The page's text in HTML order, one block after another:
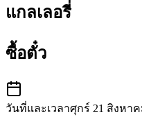
แกลเลอรี่
ซื้อตั๋ว
วันที่และเวลาศุกร์ 21 สิงหา